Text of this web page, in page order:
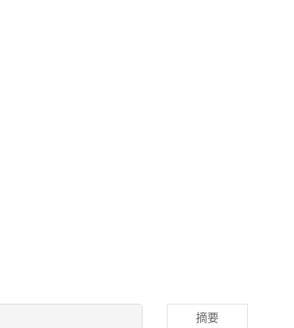
摘要